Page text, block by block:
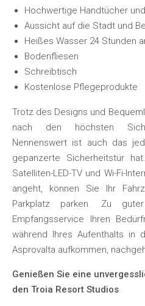
Hochwertige Handtücher
Aussicht auf die Stadt und
Heißes Wasser 24 Stunden
Bodenfliesen
Schreibtisch
Kostenlose Pflegeprodukte
Trotz des Designs und
nach den höchsten
Nennenswert ist auch das
gepanzerte Sicherheitstür
Satelliten-LED-TV und Wi-Fi-
angeht, können Sie Ihr
Parkplatz parken. Zu
Empfangsservice Ihren
während Ihres Aufenthalts in
Asprovalta aufkommen,
Genießen Sie eine
den Troia Resort Studios